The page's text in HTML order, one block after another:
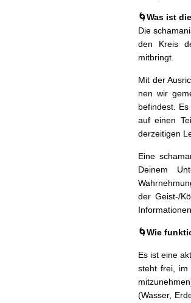
🌀Was ist
Die
den Kreis
mitbringt.
Mit der
nen wir
befind­est.
auf einen
derzeit­i­gen
Eine
Deinem
der Geist-/
🌀Wie
Es ist eine
ste­ht frei, im
(Wass­er,